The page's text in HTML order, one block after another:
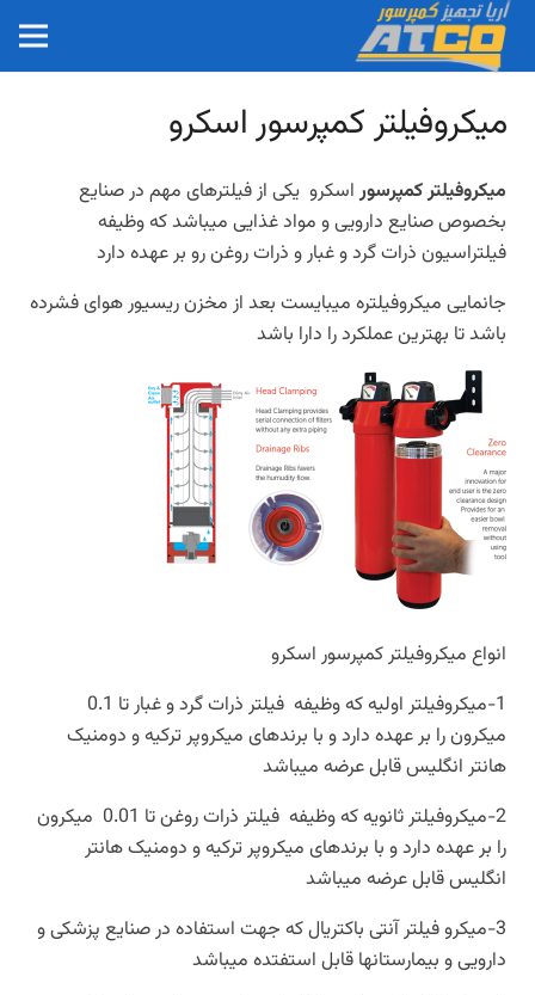
میکروفیلتر کمپرسور اسکرو
میکروفیلتر کمپرسوراسکرو یکی از فیلترهای مهم در صنایع
بخصوص صنایع دارویی و مواد غذایی میباشد که وظیفه
فیلتراسیون ذرات گرد و غبار و ذرات روغن رو بر عهده دارد
جانمایی میکروفیلتره میبایست بعد از مخزن ریسیور هوای فشرده
باشد تا بهترین عملکرد را دارا باشد
انواع میکروفیلتر کمپرسور اسکرو
میکرون را بر عهده دارد و با برندهای میکروپر ترکیه و دومنیک
هانتر انگلیس قابل عرضه میباشد
2-میکروفیلتر ثانویه که وظیفه فیلتر ذرات روغن تا 0.01 میکرون
را بر عهده دارد و با برندهای میکروپر ترکیه و دومنیک هانتر
انگلیس قابل عرضه میباشد
3-میکرو فیلتر آنتی باکتریال که جهت استفاده در صنایع پزشکی و
دارویی و بیمارستانها قابل استفتده میباشد